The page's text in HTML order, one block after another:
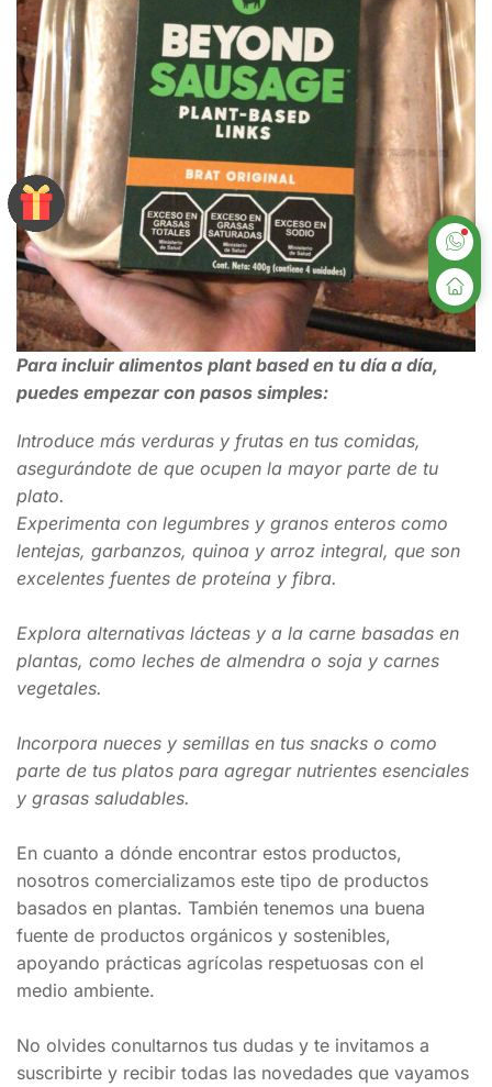
Para incluir alimentos plant based en tu día a día,
puedes empezar con pasos simples:
Introduce más verduras y frutas en tus comidas,
asegurándote de que ocupen la mayor parte de tu
plato.
Experimenta con legumbres y granos enteros como
lentejas, garbanzos, quinoa y arroz integral, que son
excelentes fuentes de proteína y fibra.
Explora alternativas lácteas y a la carne basadas en
plantas, como leches de almendra o soja y carnes
vegetales.
Incorpora nueces y semillas en tus snacks o como
parte de tus platos para agregar nutrientes esenciales
y grasas saludables.
En cuanto a dónde encontrar estos productos,
nosotros comercializamos este tipo de productos
basados en plantas. También tenemos una buena
fuente de productos orgánicos y sostenibles,
apoyando prácticas agrícolas respetuosas con el
medio ambiente.
No olvides conultarnos tus dudas y te invitamos a
suscribirte y recibir todas las novedades que vayamos